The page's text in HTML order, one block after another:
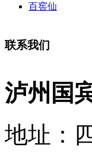
百窖仙
联系我们
泸州国
地址：